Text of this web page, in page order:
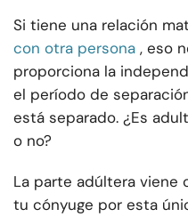
Si tiene una relación
con otra persona , eso
proporciona la
el período de
está separado. ¿Es
o no?
La parte adúltera viene
tu cónyuge por esta